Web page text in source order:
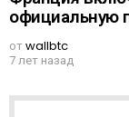
официальную
отwallbtc
7 лет назад